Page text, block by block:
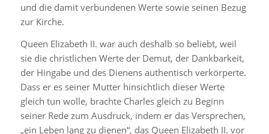
und die damit verbundenen Werte sowie seinen Bezug
zur Kirche.
Queen Elizabeth II. war auch deshalb so beliebt, weil
sie die christlichen Werte der Demut, der Dankbarkeit,
der Hingabe und des Dienens authentisch verkörperte.
Dass er es seiner Mutter hinsichtlich dieser Werte
gleich tun wolle, brachte Charles gleich zu Beginn
seiner Rede zum Ausdruck, indem er das Versprechen,
„ein Leben lang zu dienen“, das Queen Elizabeth II. vor